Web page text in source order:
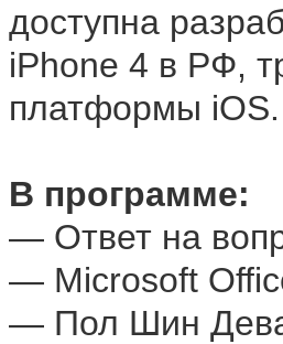
доступна
iPhone 4 в РФ,
платформы iOS.
В программе:
— Ответ на
— Microsoft
— Пол Шин